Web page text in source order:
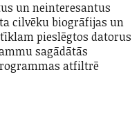
un neinteresantus
cilvēku biogrāfijas un
pieslēgtos datorus
sagādātās
atfiltrē